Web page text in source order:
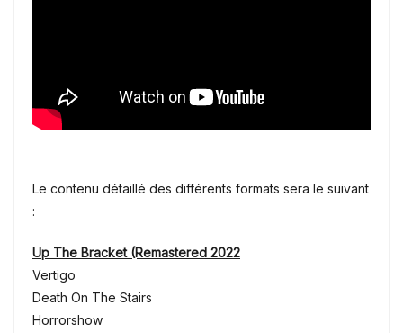
Le contenu détaillé des différents formats sera le suivant
:
Up The Bracket (Remastered 2022
Vertigo
Death On The Stairs
Horrorshow